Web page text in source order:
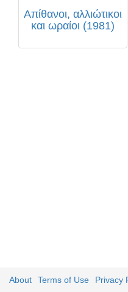
Απίθανοι, αλλιώτικοι
και ωραίοι (1981)
About Terms of Use Privacy